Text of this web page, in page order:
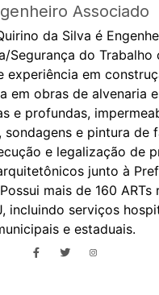
Associado
da Silva é
Segurança do Trabalho
experiência em
em obras de alvenaria
e profundas,
sondagens e pintura de
e legalização de
junto à
mais de 160 ARTs
incluindo serviços
e estaduais.